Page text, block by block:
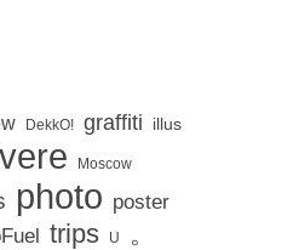
DekkO! graffiti illus
Moscow
photo poster
trips U 。